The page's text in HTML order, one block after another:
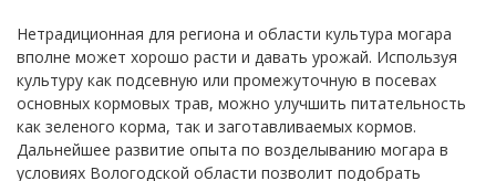
Нетрадиционная для региона и области культура могара
вполне может хорошо расти и давать урожай. Используя
культуру как подсевную или промежуточную в посевах
основных кормовых трав, можно улучшить питательность
как зеленого корма, так и заготавливаемых кормов.
Дальнейшее развитие опыта по возделыванию могара в
условиях Вологодской области позволит подобрать